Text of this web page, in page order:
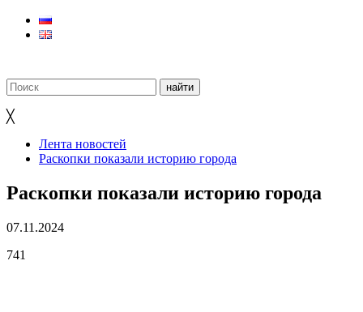
╳
Лента новостей
Раскопки показали историю города
Раскопки показали историю города
07.11.2024
741